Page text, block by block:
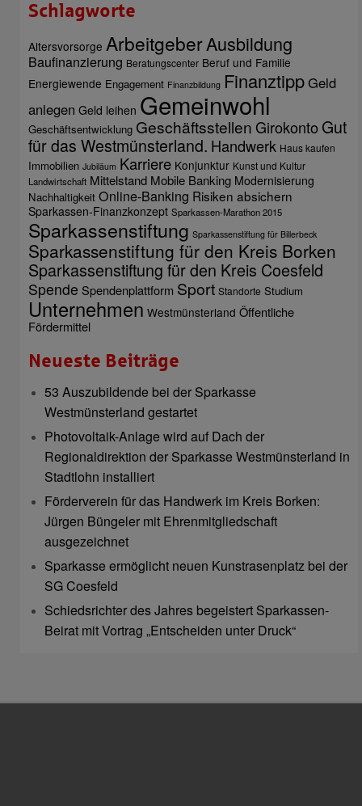
Schlagworte
Altersvorsorge ArbeitgeberAusbildung
Baufinanzierung Beratungscenter Beruf und Familie
Energiewende Engagement Finanzbildung FinanztippGeld
anlegen Geld leihen Gemeinwohl
Geschäftsentwicklung Geschäftsstellen Girokonto Gut
für das Westmünsterland. Handwerk Haus kaufen
Immobilien Jubiläum Karriere Konjunktur Kunst und Kultur
Landwirtschaft Mittelstand Mobile Banking Modernisierung
Nachhaltigkeit Online-Banking Risiken absichern
Sparkassen-Finanzkonzept Sparkassen-Marathon 2015
Sparkassenstiftung Sparkassenstiftung für Billerbeck
Sparkassenstiftung für den Kreis Borken
Sparkassenstiftung für den Kreis Coesfeld
Spende Spendenplattform Sport Standorte Studium
Unternehmen Westmünsterland Öffentliche
Fördermittel
Neueste Beiträge
53 Auszubildende bei der Sparkasse
Westmünsterland gestartet
Photovoltaik-Anlage wird auf Dach der
Regionaldirektion der Sparkasse Westmünsterland in
Stadtlohn installiert
Förderverein für das Handwerk im Kreis Borken:
Jürgen Büngeler mit Ehrenmitgliedschaft
ausgezeichnet
Sparkasse ermöglicht neuen Kunstrasenplatz bei der
SG Coesfeld
Schiedsrichter des Jahres begeistert Sparkassen-
Beirat mit Vortrag „Entscheiden unter Druck“